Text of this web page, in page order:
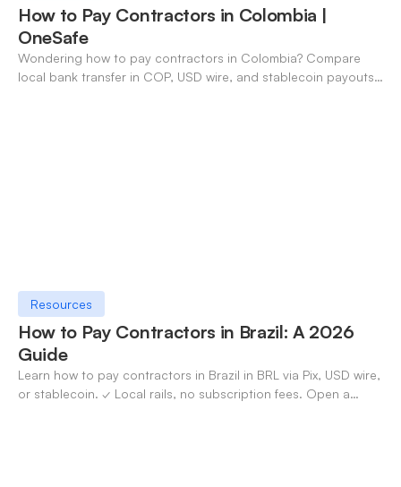
How to Pay Contractors in Colombia |
OneSafe
Wondering how to pay contractors in Colombia? Compare
local bank transfer in COP, USD wire, and stablecoin payouts.
Resources
How to Pay Contractors in Brazil: A 2026
Guide
Learn how to pay contractors in Brazil in BRL via Pix, USD wire,
or stablecoin. ✓ Local rails, no subscription fees. Open a